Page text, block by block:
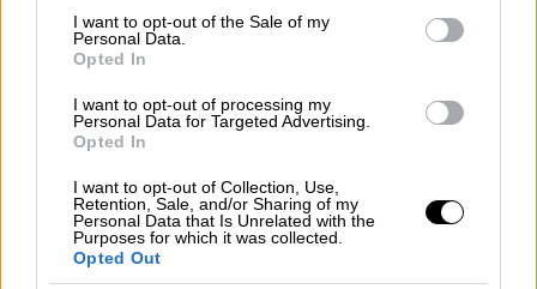
consent section.
I want to opt-out of the Sale of my
Personal Data.
Opted In
I want to opt-out of processing my
Personal Data for Targeted Advertising.
Opted In
I want to opt-out of Collection, Use,
Retention, Sale, and/or Sharing of my
Personal Data that Is Unrelated with the
Purposes for which it was collected.
Opted Out
αλλαντίαση κατέθεσαν μήνυση στο
εστιατόριο - Λαμβάνει εξιτήριο ο
σύζυγός της
Σε εξέλιξη διπλή έρευνα για την υπόθεση
σαρδέλες